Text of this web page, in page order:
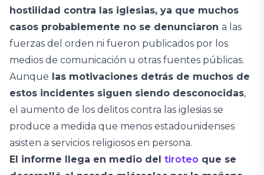
hostilidad contra las iglesias, ya que muchos
casos probablemente no se denunciaron a las
fuerzas del orden ni fueron publicados por los
medios de comunicación u otras fuentes públicas.
Aunque las motivaciones detrás de muchos de
estos incidentes siguen siendo desconocidas,
el aumento de los delitos contra las iglesias se
produce a medida que menos estadounidenses
asisten a servicios religiosos en persona.
El informe llega en medio del tiroteo que se